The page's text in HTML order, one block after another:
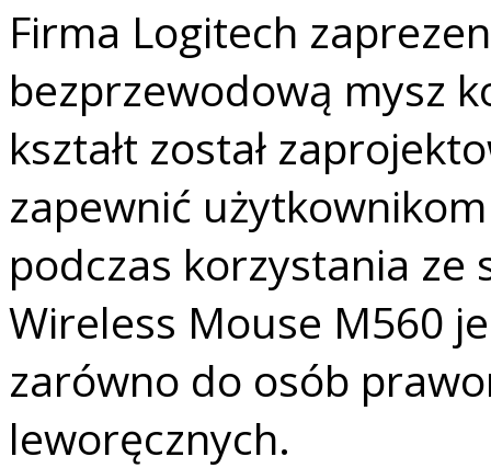
Firma Logitech
bezprzewodową mysz
kształt został
zapewnić
podczas korzystania ze
Wireless Mouse M560
zarówno do osób
leworęcznych.